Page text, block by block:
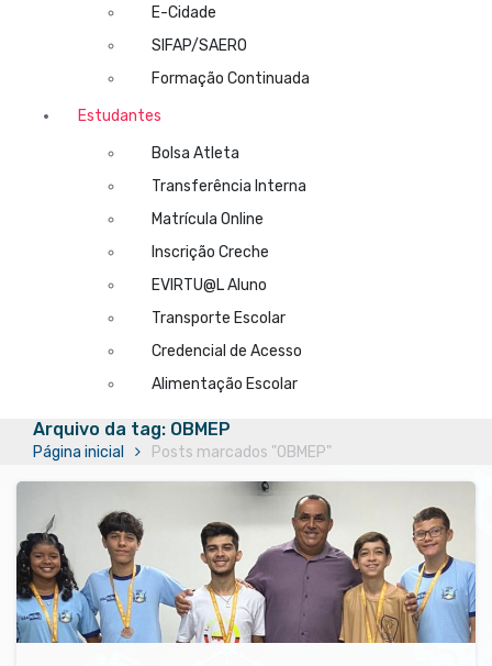
E-Cidade
SIFAP/SAERO
Formação Continuada
Estudantes
Bolsa Atleta
Transferência Interna
Matrícula Online
Inscrição Creche
EVIRTU@L Aluno
Transporte Escolar
Credencial de Acesso
Alimentação Escolar
Arquivo da tag: OBMEP
Página inicial Posts marcados "OBMEP"